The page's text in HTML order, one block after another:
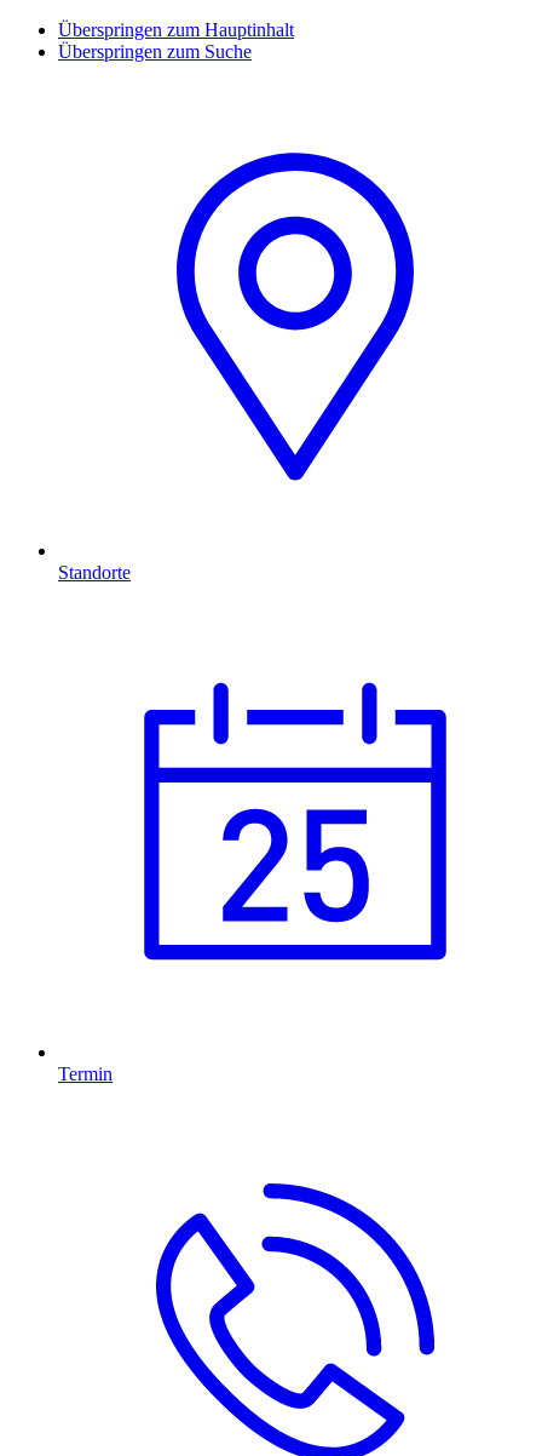
Überspringen zum Hauptinhalt
Überspringen zum Suche
Standorte
Termin